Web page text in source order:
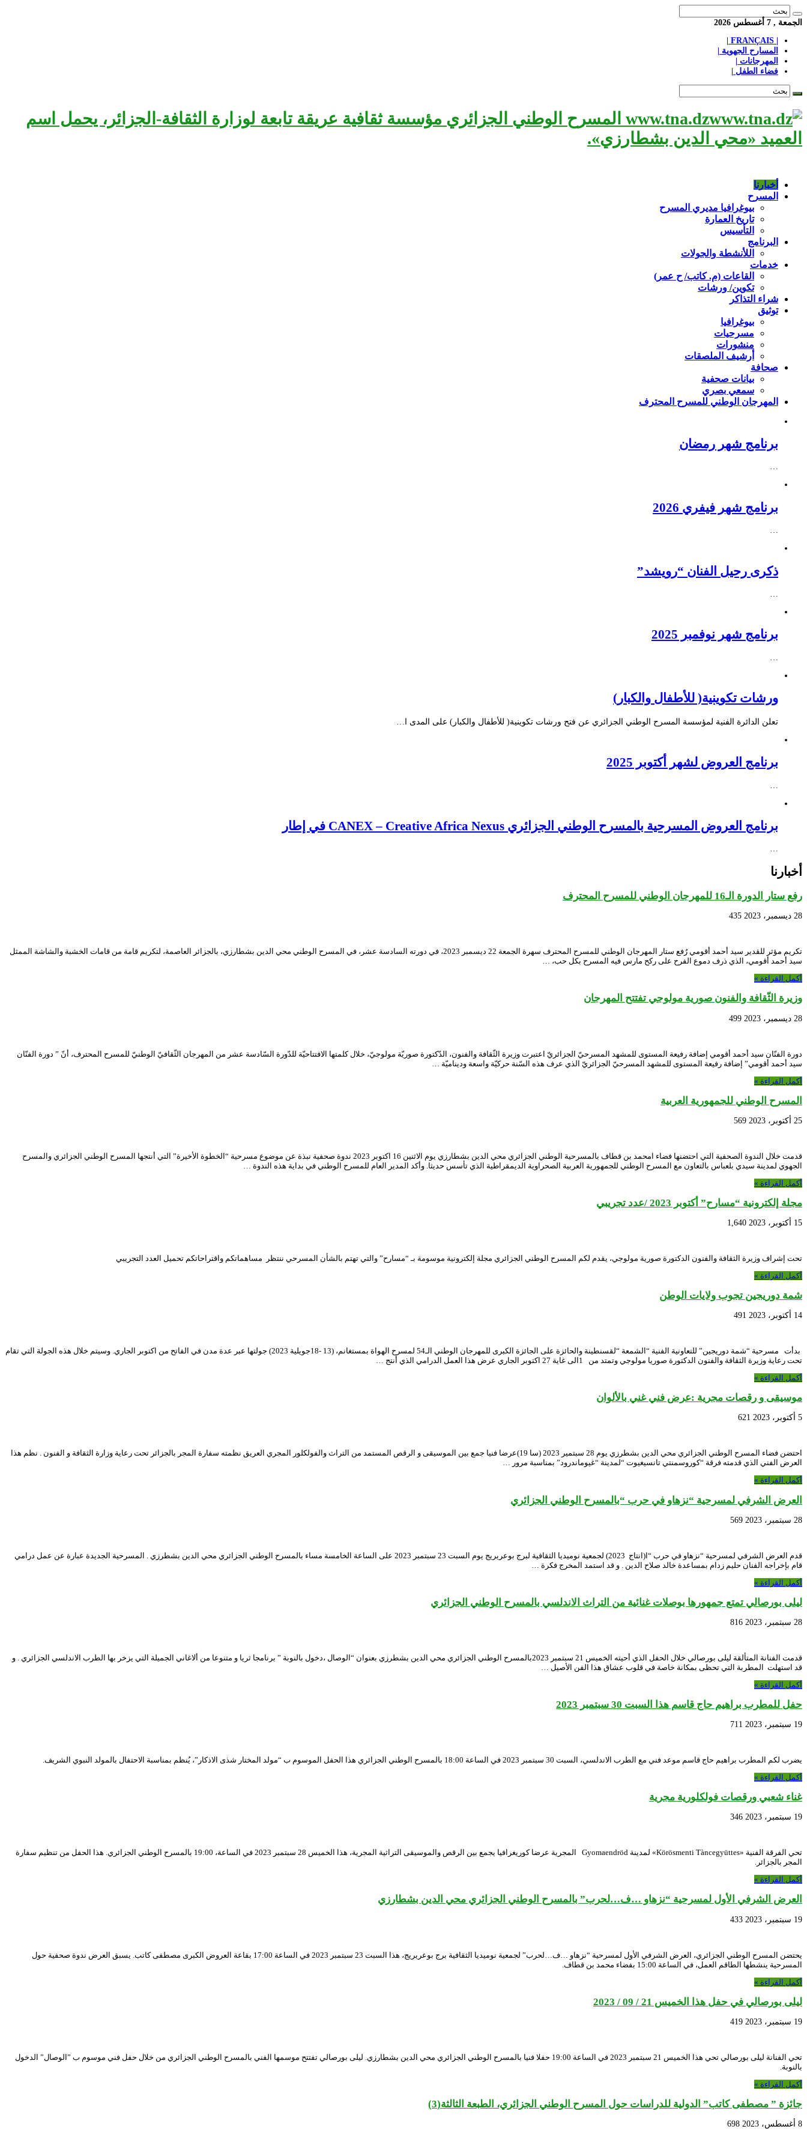
الجمعة , 7 أغسطس 2026
المسارح الجهوية |
المهرجانات |
فضاء الطفل |
www.tna.dz المسرح الوطني الجزائري مؤسسة ثقافية عريقة تابعة لوزارة الثقافة-الجزائر، يحمل اسم
العميد «محي الدين بشطارزي».
أخبارنا
المسرح
بيوغرافيا مديري المسرح
تاريخ العمارة
التأسيس
البرنامج
اللأنشطة والجولات
خدمات
القاعات (م. كاتب/ ح عمر)
تكوين/ ورشات
شراء التذاكر
توثيق
بيوغرافيا
مسرحيات
منشورات
أرشيف الملصقات
صحافة
بيانات صحفية
سمعي بصري
المهرجان الوطني للمسرح المحترف
برنامج شهر رمضان
…
برنامج شهر فيفري 2026
…
ذكرى رحيل الفنان “رويشد”
…
برنامج شهر نوفمبر 2025
ورشات تكوينية( للأطفال والكبار)
تعلن الدائرة الفنية لمؤسسة المسرح الوطني الجزائري عن فتح ورشات تكوينية( للأطفال والكبار) على المدى ا…
برنامج العروض لشهر أكتوبر 2025
برنامج العروض المسرحية بالمسرح الوطني الجزائري CANEX – Creative Africa Nexus في إطار
…
أخبارنا
رفع ستار الدورة الـ16 للمهرجان الوطني للمسرح المحترف
28 ديسمبر، 2023 435
تكريم مؤثر للقدير سيد أحمد أقومي رُفع ستار المهرجان الوطني للمسرح المحترف سهرة الجمعة 22 ديسمبر 2023، في دورته السادسة عشر، في المسرح الوطني محي الدين بشطارزي، بالجزائر العاصمة، لتكريم قامة من قامات الخشبة والشاشة الممثل
سيد أحمد أقومي، الذي ذرف دموع الفرح على ركح مارس فيه المسرح بكل حب، …
أكمل القراءة »
وزيرة الثّقافة والفنون صورية مولوجي تفتتح المهرجان
28 ديسمبر، 2023 499
دورة الفنّان سيد أحمد أقومي إضافة رفيعة المستوى للمشهد المسرحيّ الجزائريّ اعتبرت وزيرة الثّقافة والفنون، الدّكتورة صوريّة مولوجيّ، خلال كلمتها الافتتاحيّة للدّورة السّادسة عشر من المهرجان الثّقافيّ الوطنيّ للمسرح المحترف، أنّ ” دورة الفنّان
سيد أحمد أقومي” إضافة رفيعة المستوى للمشهد المسرحيّ الجزائريّ الذي عرف هذه السّنة حركيّة واسعة وديناميّة …
أكمل القراءة »
المسرح الوطني للجمهورية العربية
25 أكتوبر، 2023 569
قدمت خلال الندوة الصحفية التي احتضنها فضاء امحمد بن قطاف بالمسرحية الوطني الجزائري محي الدين بشطارزي يوم الاثنين 16 اكتوبر 2023 ندوة صحفية نبذة عن موضوع مسرحية “الخطوة الأخيرة” التي أنتجها المسرح الوطني الجزائري والمسرح
الجهوي لمدينة سيدي بلعباس بالتعاون مع المسرح الوطني للجمهورية العربية الصحراوية الديمقراطية الذي تأسس حديثا. وأكد المدير العام للمسرح الوطني في بداية هذه الندوة …
أكمل القراءة »
مجلة إلكترونية “مسارح” أكتوبر 2023 /عدد تجريبي
15 أكتوبر، 2023 1,640
تحت إشراف وزيرة الثقافة والفنون الدكتورة صورية مولوجي، يقدم لكم المسرح الوطني الجزائري مجلة إلكترونية موسومة بـ “مسارح” والتي تهتم بالشأن المسرحي ننتظر مساهماتكم واقتراحاتكم تحميل العدد التجريبي
أكمل القراءة »
شمة دوريجين تجوب ولايات الوطن
14 أكتوبر، 2023 491
بدأت مسرحية “شمة دوريجين” للتعاونية الفنية “الشمعة “لقسنطينة والحائزة على الجائزة الكبرى للمهرجان الوطني الـ54 لمسرح الهواة بمستغانم، (13 -18جويلية 2023) جولتها عبر عدة مدن في الفاتح من اكتوبر الجاري. وسيتم خلال هذه الجولة التي تقام
تحت رعاية وزيرة الثقافة والفنون الدكتورة صوريا مولوجي وتمتد من 1الى غاية 27 اكتوبر الجاري عرض هذا العمل الدرامي الذي أنتج …
أكمل القراءة »
موسيقى و رقصات مجرية :عرض فني غني بالألوان
5 أكتوبر، 2023 621
احتضن فضاء المسرح الوطني الجزائري محي الدين بشطرزي يوم 28 سبتمير 2023 (سا 19)عرضا فنيا جمع بين الموسيقى و الرقص المستمد من التراث والفولكلور المجري العريق نظمته سفارة المجر بالجزائر تحت رعاية وزارة الثقافة و الفنون . نظم هذا
العرض الفني الذي قدمته فرقة “كوروسمنتي تانسيغيوت “لمدينة “غيوماندرود” بمناسبة مرور …
أكمل القراءة »
العرض الشرفي لمسرحية “نزهاو في حرب “بالمسرح الوطني الجزائري
28 سبتمبر، 2023 569
قدم العرض الشرفي لمسرحية “نزهاو في حرب “ا(انتاج 2023) لجمعية نوميديا الثقافية لبرج بوعريريج يوم السبت 23 سبتمبر 2023 على الساعة الخامسة مساء بالمسرح الوطني الجزائري محي الدين بشطرزي . المسرحية الجديدة عبارة عن عمل درامي
قام بإخراجه الفنان حليم زدام بمساعدة خالد صلاح الدين . و قد استمد المخرج فكرة …
أكمل القراءة »
ليلى بورصالي تمتع جمهورها بوصلات غنائية من التراث الاندلسي بالمسرح الوطني الجزائري
28 سبتمبر، 2023 816
قدمت الفنانة المتألقة ليلى بورصالي خلال الحفل الذي أحيته الخميس 21 سبتمبر 2023بالمسرح الوطني الجزائري محي الدين بشطرزي بعنوان “الوصال ،دخول بالنوبة ” برنامجا ثريا و متنوعا من ألاغاني الجميلة التي يزخر بها الطرب الاندلسي الجزائري . و
قد استهلت المطربة التي تحظى بمكانة خاصة في قلوب عشاق هذا الفن الأصيل …
أكمل القراءة »
حفل للمطرب براهيم حاج قاسم هذا السبت 30 سبتمبر 2023
19 سبتمبر، 2023 711
يضرب لكم المطرب براهيم حاج قاسم موعد فني مع الطرب الاندلسي، السبت 30 سبتمبر 2023 في الساعة 18:00 بالمسرح الوطني الجزائري هذا الحفل الموسوم ب “مولد المختار شذى الاذكار”، يُنظم بمناسبة الاحتفال بالمولد النبوي الشريف.
أكمل القراءة »
غناء شعبي ورقصات فولكلورية مجرية
19 سبتمبر، 2023 346
تحي الفرقة الفنية «Körösmenti Tàncegyüttes» لمدينة Gyomaendröd المجرية عرضا كوريغرافيا يجمع بين الرقص والموسيقى التراثية المجرية، هذا الخميس 28 سبتمبر 2023 في الساعة، 19:00 بالمسرح الوطني الجزائري. هذا الحفل من تنظيم سفارة
المجر بالجزائر.
أكمل القراءة »
العرض الشرفي الأول لمسرحية “نزهاو …ف…لحرب” بالمسرح الوطني الجزائري محي الدين بشطارزي
19 سبتمبر، 2023 433
يحتضن المسرح الوطني الجزائري، العرض الشرفي الأول لمسرحية “نزهاو …ف…لحرب” لجمعية نوميديا الثقافية برج بوعريريج، هذا السبت 23 سبتمبر 2023 في الساعة 17:00 بقاعة العروض الكبرى مصطفى كاتب. يسبق العرض ندوة صحفية حول
المسرحية ينشطها الطاقم العمل، في الساعة 15:00 بفضاء محمد بن قطاف.
أكمل القراءة »
ليلى بورصالي في حفل هذا الخميس 21 / 09 / 2023
19 سبتمبر، 2023 419
تحي الفنانة ليلى بورصالي تحي هذا الخميس 21 سبتمبر 2023 في الساعة 19:00 حفلا فنيا بالمسرح الوطني الجزائري محي الدين بشطارزي. ليلى بورصالي تفتتح موسمها الفني بالمسرح الوطني الجزائري من خلال حفل فني موسوم ب ”الوصال” الدخول
بالنوبة.
أكمل القراءة »
جائزة ” مصطفى كاتب” الدولية للدراسات حول المسرح الوطني الجزائري، الطبعة الثالثة(3)
8 أغسطس، 2023 698